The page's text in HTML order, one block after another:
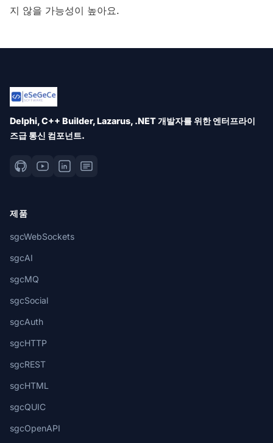
지 않을 가능성이 높아요.
Delphi, C++ Builder, Lazarus, .NET 개발자를 위한 엔터프라이
즈급 통신 컴포넌트.
제품
sgcWebSockets
sgcAI
sgcMQ
sgcSocial
sgcAuth
sgcHTTP
sgcREST
sgcHTML
sgcQUIC
sgcOpenAPI